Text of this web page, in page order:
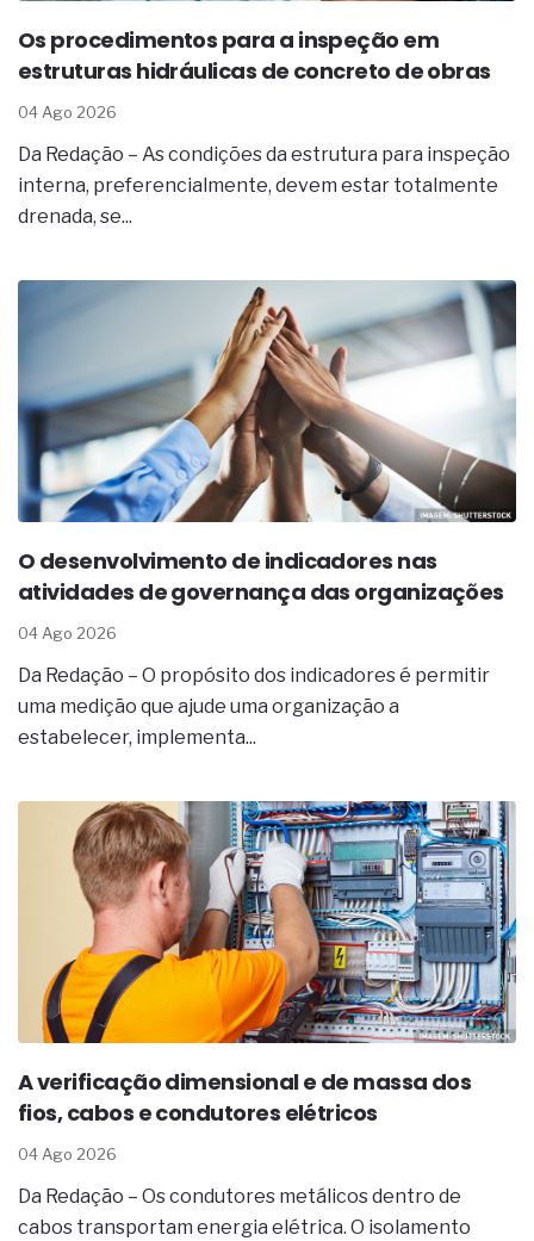
Os procedimentos para a inspeção em
estruturas hidráulicas de concreto de obras
04 Ago 2026
Da Redação – As condições da estrutura para inspeção
interna, preferencialmente, devem estar totalmente
drenada, se...
O desenvolvimento de indicadores nas
atividades de governança das organizações
04 Ago 2026
Da Redação – O propósito dos indicadores é permitir
uma medição que ajude uma organização a
estabelecer, implementa...
A verificação dimensional e de massa dos
fios, cabos e condutores elétricos
04 Ago 2026
Da Redação – Os condutores metálicos dentro de
cabos transportam energia elétrica. O isolamento